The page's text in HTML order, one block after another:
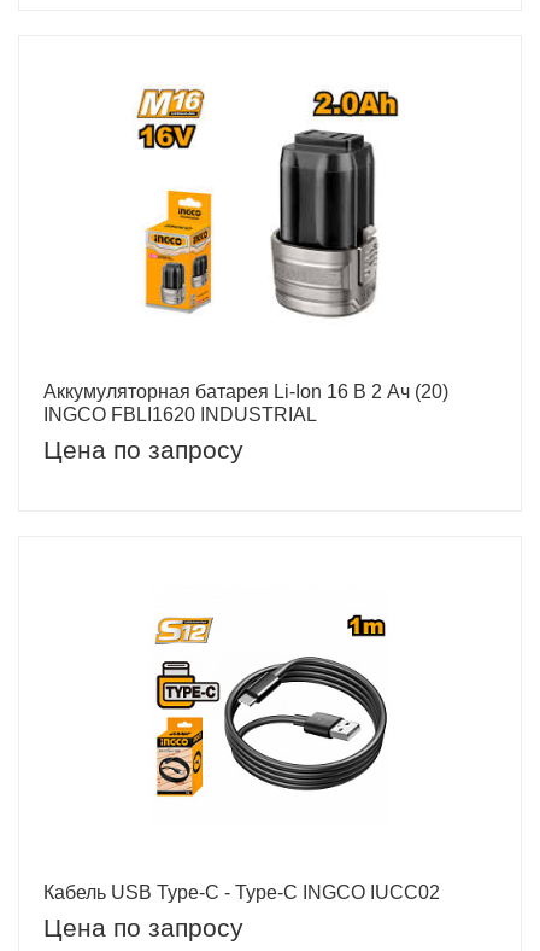
Аккумуляторная батарея Li-Ion 16 В 2 Ач (20)
INGCO FBLI1620 INDUSTRIAL
Цена по запросу
Кабель USB Type-C - Type-C INGCO IUCC02
Цена по запросу